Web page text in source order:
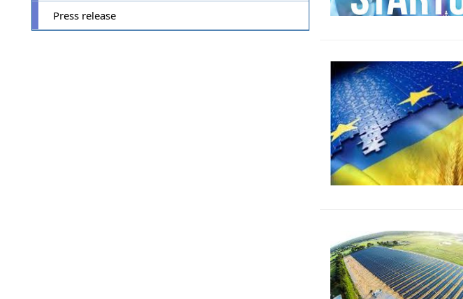
Press release